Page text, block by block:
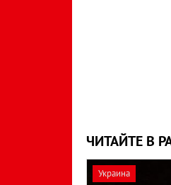
ЧИТАЙТЕ В
Украина